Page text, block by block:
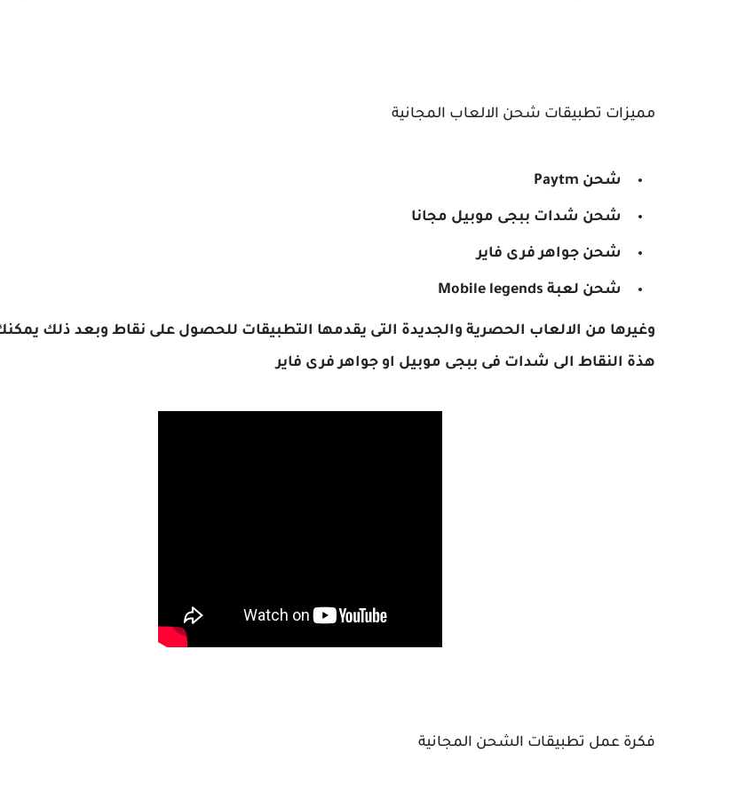
مميزات تطبيقات شحن الالعاب المجانية
شحن Paytm
شحن شدات ببجى موبيل مجانا
شحن جواهر فرى فاير
شحن لعبة Mobile legends
وغيرها من الالعاب الحصرية والجديدة التى يقدمها التطبيقات للحصول على نقاط وبعد ذلك
هذة النقاط الى شدات فى ببجى موبيل او جواهر فرى فاير
فكرة عمل تطبيقات الشحن المجانية